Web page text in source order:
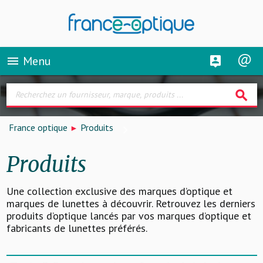
menu Menu
search
France optique Produits
Produits
Une collection exclusive des marques d’optique et
marques de lunettes à découvrir. Retrouvez les derniers
produits d’optique lancés par vos marques d’optique et
fabricants de lunettes préférés.